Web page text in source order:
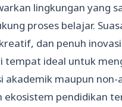
lingkungan yang
proses belajar.
dan penuh
tempat ideal untuk
akademik maupun non-
ekosistem pendidikan